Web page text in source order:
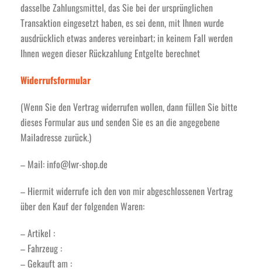
dasselbe Zahlungsmittel, das Sie bei der ursprünglichen
Transaktion eingesetzt haben, es sei denn, mit Ihnen wurde
ausdrücklich etwas anderes vereinbart; in keinem Fall werden
Ihnen wegen dieser Rückzahlung Entgelte berechnet
Widerrufsformular
(Wenn Sie den Vertrag widerrufen wollen, dann füllen Sie bitte
dieses Formular aus und senden Sie es an die angegebene
Mailadresse zurück.)
– Mail: info@lwr-shop.de
– Hiermit widerrufe ich den von mir abgeschlossenen Vertrag
über den Kauf der folgenden Waren:
– Artikel :
– Fahrzeug :
– Gekauft am :